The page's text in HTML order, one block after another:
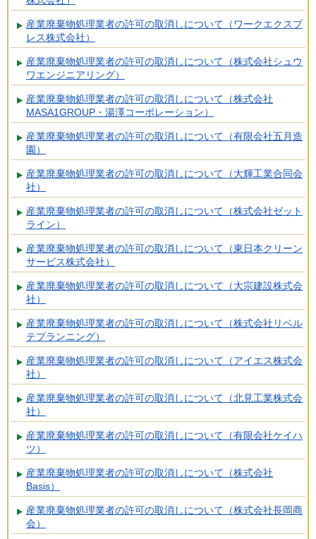
産業廃棄物処理業者の許可の取消しについて（ワークエクスプ
レス株式会社）
産業廃棄物処理業者の許可の取消しについて（株式会社シュウ
ワエンジニアリング）
産業廃棄物処理業者の許可の取消しについて（株式会社
MASA1GROUP・湯澤コーポレーション）
産業廃棄物処理業者の許可の取消しについて（有限会社五月造
園）
産業廃棄物処理業者の許可の取消しについて（大輝工業合同会
社）
産業廃棄物処理業者の許可の取消しについて（株式会社ゼット
ライン）
産業廃棄物処理業者の許可の取消しについて（東日本クリーン
サービス株式会社）
産業廃棄物処理業者の許可の取消しについて（大宗建設株式会
社）
産業廃棄物処理業者の許可の取消しについて（株式会社リベル
テプランニング）
産業廃棄物処理業者の許可の取消しについて（アイエス株式会
社）
産業廃棄物処理業者の許可の取消しについて（北見工業株式会
社）
産業廃棄物処理業者の許可の取消しについて（有限会社ケイハ
ツ）
産業廃棄物処理業者の許可の取消しについて（株式会社
Basis）
産業廃棄物処理業者の許可の取消しについて（株式会社長岡商
会）